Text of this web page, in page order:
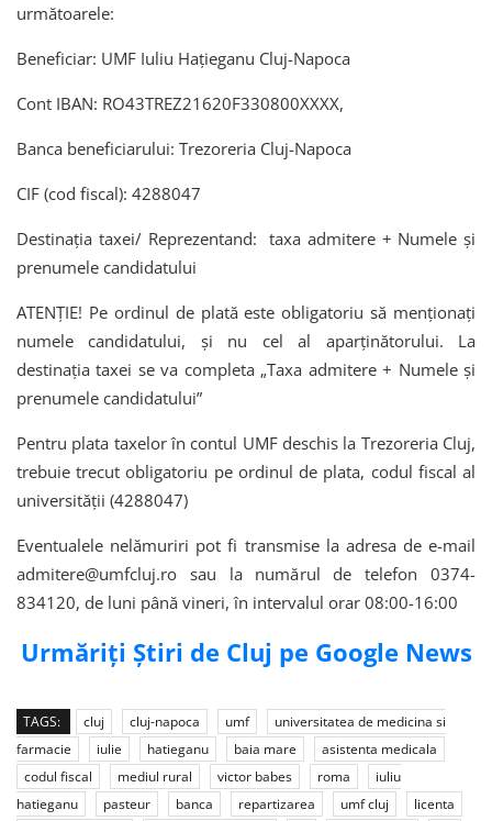
următoarele:
Beneficiar: UMF Iuliu Hațieganu Cluj-Napoca
Cont IBAN: RO43TREZ21620F330800XXXX,
Banca beneficiarului: Trezoreria Cluj-Napoca
CIF (cod fiscal): 4288047
Destinaţia taxei/ Reprezentand: taxa admitere + Numele și
prenumele candidatului
ATENȚIE! Pe ordinul de plată este obligatoriu să menționați
numele candidatului, și nu cel al aparținătorului. La
destinația taxei se va completa „Taxa admitere + Numele și
prenumele candidatului”
Pentru plata taxelor în contul UMF deschis la Trezoreria Cluj,
trebuie trecut obligatoriu pe ordinul de plata, codul fiscal al
universităţii (4288047)
Eventualele nelămuriri pot fi transmise la adresa de e-mail
admitere@umfcluj.ro sau la numărul de telefon 0374-
834120, de luni până vineri, în intervalul orar 08:00-16:00
Urmăriți Știri de Cluj pe Google News
TAGS: cluj cluj-napoca umf
universitatea de medicina si
farmacie
iulie hatieganu baia mare
asistenta medicala
codul fiscal
mediul rural victor babes roma
iuliu
hatieganu
pasteur banca repartizarea umf cluj
licenta